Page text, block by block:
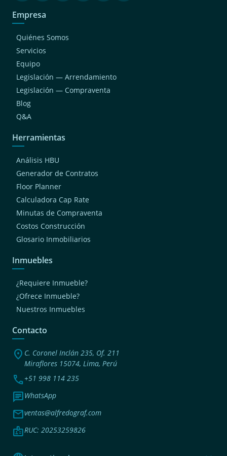
Empresa
Quiénes Somos
Servicios
Equipo
Legislación — Arrendamiento
Legislación — Compraventa
Blog
Q&A
Herramientas
Análisis HBU
Generador de Contratos
Floor Planner
Calculadora Cap Rate
Minutas de Compraventa
Costos Construcción
Glosario Inmobiliarios
Inmuebles
¿Requiere Inmueble?
¿Ofrece Inmueble?
Nuestros Inmuebles
Contacto
location_on C. Coronel Inclán 235, Of. 211
Miraflores 15074, Lima, Perú
phone+51 998 114 235
chatWhatsApp
mailventas@alfredograf.com
badgeRUC: 20253259826